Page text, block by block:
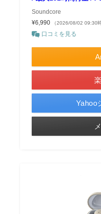
Soundcore
¥6,990
（2026/08/02 09:30
口コミを見る
Yahoo